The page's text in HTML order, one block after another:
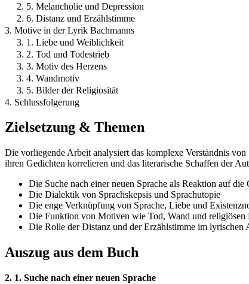
2. 5. Melancholie und Depression
2. 6. Distanz und Erzählstimme
3. Motive in der Lyrik Bachmanns
3. 1. Liebe und Weiblichkeit
3. 2. Tod und Todestrieb
3. 3. Motiv des Herzens
3. 4. Wandmotiv
3. 5. Bilder der Religiosität
4. Schlussfolgerung
Zielsetzung & Themen
Die vorliegende Arbeit analysiert das komplexe Verständnis
ihren Gedichten korrelieren und das literarische Schaffen der
Die Suche nach einer neuen Sprache als Reaktion auf die
Die Dialektik von Sprachskepsis und Sprachutopie
Die enge Verknüpfung von Sprache, Liebe und
Die Funktion von Motiven wie Tod, Wand und religiösen
Die Rolle der Distanz und der Erzählstimme im lyrischen
Auszug aus dem Buch
2. 1. Suche nach einer neuen Sprache